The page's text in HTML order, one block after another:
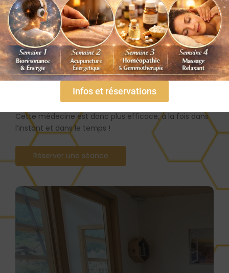
Nos soins complémentaires
Découvrez les soins
d'apithérapie
Une des grandes forces de la médecine naturelle est
que malgré les variations temporelles des produits, leur
action reste la même.
Cette médecine est donc plus efficace, à la fois dans
l’instant et dans le temps !
Réserver une séance
Infos et réservations